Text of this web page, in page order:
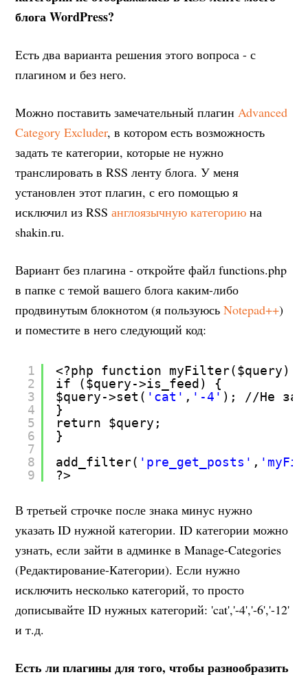
блога WordPress?
Есть два варианта решения этого вопроса - с
плагином и без него.
Можно поставить замечательный плагинAdvanced
Category Excluder, в котором есть возможность
задать те категории, которые не нужно
транслировать в RSS ленту блога. У меня
установлен этот плагин, с его помощью я
исключил из RSSанглоязычную категорию на
shakin.ru.
Вариант без плагина - откройте файл functions.php
в папке с темой вашего блога каким-либо
продвинутым блокнотом (я пользуюсьNotepad++)
и поместите в него следующий код:
1
2
3
4
5
6
7
8
9
<?php function myFilter($query) {
if ($query->is_feed) {
$query->set( 'cat' , '-4' ); //Не
}
return $query;
}
add_filter( 'pre_get_posts' ,
?>
В третьей строчке после знака минус нужно
указать ID нужной категории. ID категории можно
узнать, если зайти в админке в Manage-Categories
(Редактирование-Категории). Если нужно
исключить несколько категорий, то просто
дописывайте ID нужных категорий: 'cat','-4','-6','-12'
и т.д.
Есть ли плагины для того, чтобы разнообразить